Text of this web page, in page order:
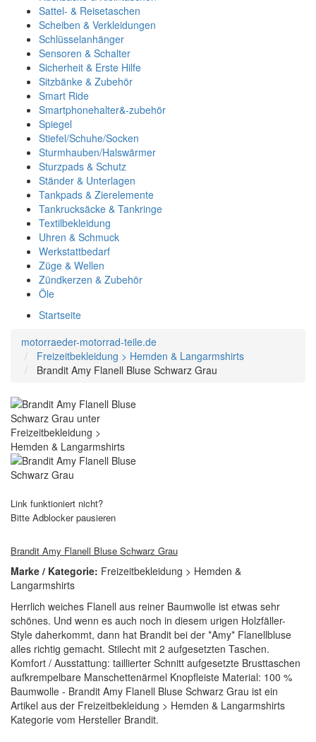
Sattel- & Reisetaschen
Scheiben & Verkleidungen
Schlüsselanhänger
Sensoren & Schalter
Sicherheit & Erste Hilfe
Sitzbänke & Zubehör
Smart Ride
Smartphonehalter&-zubehör
Spiegel
Stiefel/Schuhe/Socken
Sturmhauben/Halswärmer
Sturzpads & Schutz
Ständer & Unterlagen
Tankpads & Zierelemente
Tankrucksäcke & Tankringe
Textilbekleidung
Uhren & Schmuck
Werkstattbedarf
Züge & Wellen
Zündkerzen & Zubehör
Öle
Startseite
motorraeder-motorrad-teile.de
Freizeitbekleidung > Hemden & Langarmshirts
Brandit Amy Flanell Bluse Schwarz Grau
Link funktioniert nicht?
Bitte Adblocker pausieren
Brandit Amy Flanell Bluse Schwarz Grau
Marke / Kategorie: Freizeitbekleidung > Hemden &
Langarmshirts
Herrlich weiches Flanell aus reiner Baumwolle ist etwas sehr
schönes. Und wenn es auch noch in diesem urigen Holzfäller-
Style daherkommt, dann hat Brandit bei der *Amy* Flanellbluse
alles richtig gemacht. Stilecht mit 2 aufgesetzten Taschen.
Komfort / Ausstattung: taillierter Schnitt aufgesetzte Brusttaschen
aufkrempelbare Manschettenärmel Knopfleiste Material: 100 %
Baumwolle - Brandit Amy Flanell Bluse Schwarz Grau ist ein
Artikel aus der Freizeitbekleidung > Hemden & Langarmshirts
Kategorie vom Hersteller Brandit.